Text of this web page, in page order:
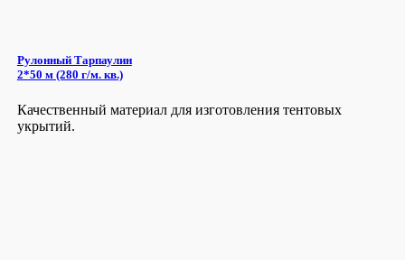
Рулонный Тарпаулин
2*50 м (280 г/м. кв.)
Качественный материал для изготовления тентовых
укрытий.